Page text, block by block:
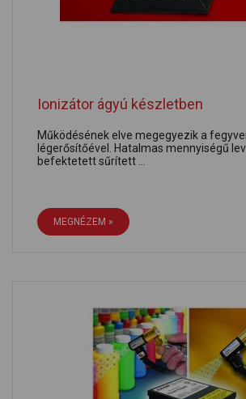
Ionizátor ágyú készletben
Működésének elve megegyezik a
légerősítőével. Hatalmas mennyiségű
befektetett sűrített ...
MEGNÉZEM »